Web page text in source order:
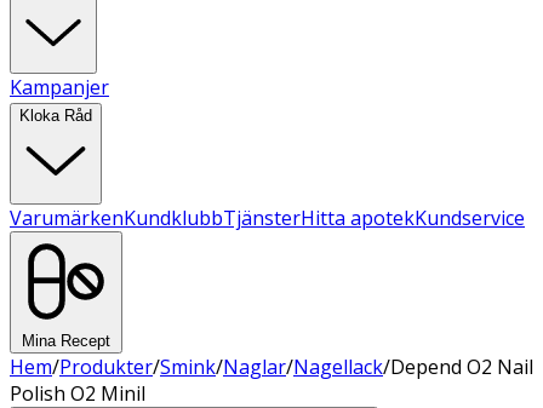
Kampanjer
Kloka Råd
VarumärkenKundklubbTjänsterHitta apotekKundservice
Mina Recept
Hem/Produkter/Smink/Naglar/Nagellack/Depend O2 Nail
Polish O2 Minil